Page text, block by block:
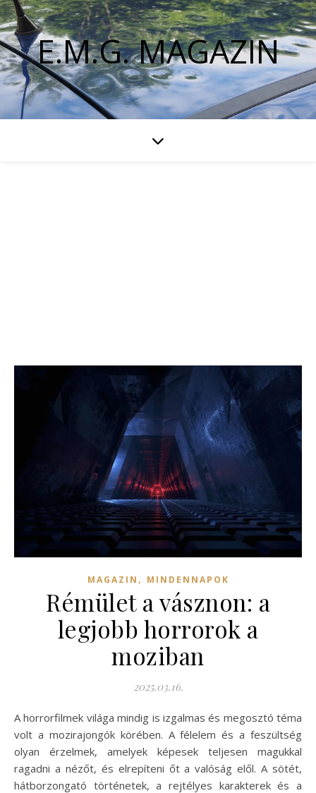
E.M.G. MAGAZIN
MAGAZIN , MINDENNAPOK
Rémület a vásznon: a
legjobb horrorok a
moziban
2025.03.16.
A horrorfilmek világa mindig is izgalmas és megosztó téma
volt a mozirajongók körében. A félelem és a feszültség
olyan érzelmek, amelyek képesek teljesen magukkal
ragadni a nézőt, és elrepíteni őt a valóság elől. A sötét,
hátborzongató történetek, a rejtélyes karakterek és a